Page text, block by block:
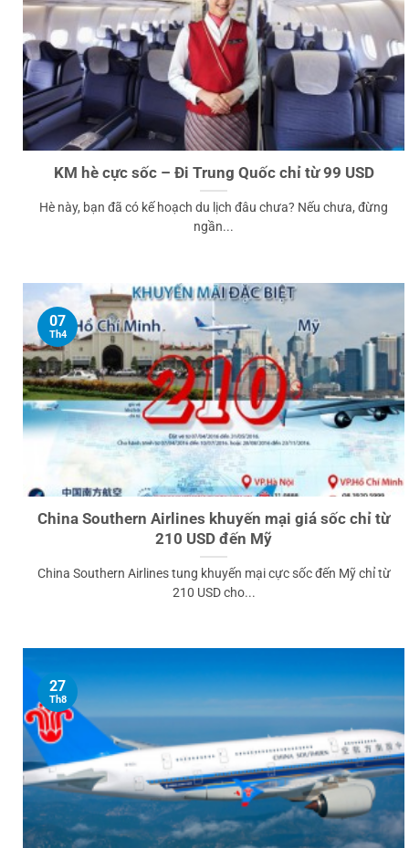
KM hè cực sốc – Đi Trung Quốc chỉ từ 99 USD
Hè này, bạn đã có kế hoạch du lịch đâu chưa? Nếu chưa, đừng
ngần...
China Southern Airlines khuyến mại giá sốc chỉ từ
210 USD đến Mỹ
China Southern Airlines tung khuyến mại cực sốc đến Mỹ chỉ từ
210 USD cho...
07
Th4
27
Th8